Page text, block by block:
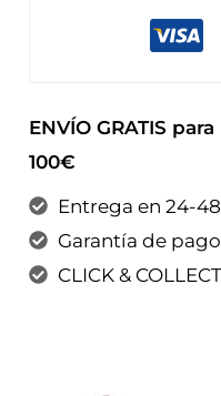
ENVÍO GRATIS
100€
Entrega en 24-
Garantía de
CLICK &